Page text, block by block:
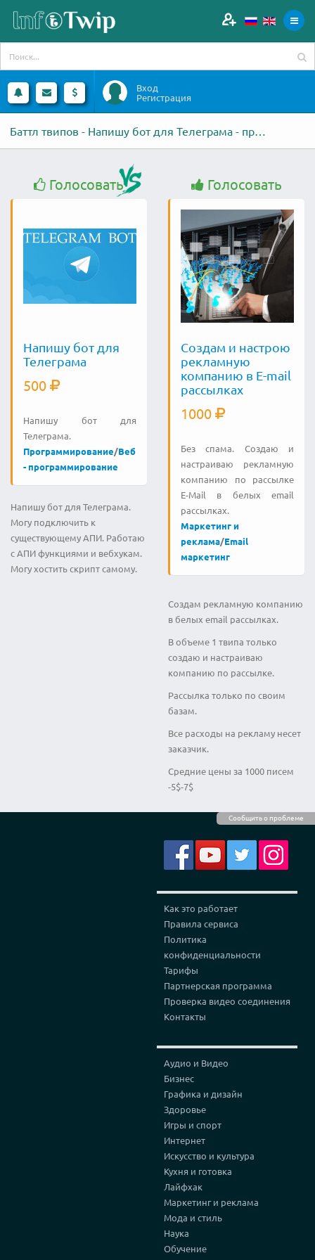
Вход
Регистрация
Баттл твипов - Напишу бот для Телеграма - против - Создам и настрою
Сообщить о проблеме
Голосовать
Напишу бот для
Телеграма
500
Напишу бот для
Телеграма.
Программирование/Веб
- программирование
Напишу бот для Телеграма.
Могу подключить к
существующему АПИ. Работаю
с АПИ функциями и вебхукам.
Могу хостить скрипт самому.
Голосовать
Создам и настрою
рекламную
компанию в E-mail
рассылках
1000
Без спама. Создаю и
настраиваю рекламную
компанию по рассылке
E-Mail в белых email
рассылках.
Маркетинг и
реклама/Email
маркетинг
Создам рекламную компанию
в белых email рассылках.
В объеме 1 твипа только
создаю и настраиваю
компанию по рассылке.
Рассылка только по своим
базам.
Все расходы на рекламу несет
заказчик.
Средние цены за 1000 писем
-5$-7$
Как это работает
Правила сервиса
Политика
конфиденциальности
Тарифы
Партнерская программа
Проверка видео соединения
Контакты
Аудио и Видео
Бизнес
Графика и дизайн
Здоровье
Игры и спорт
Интернет
Искусство и культура
Кухня и готовка
Лайфхак
Маркетинг и реклама
Мода и стиль
Наука
Обучение